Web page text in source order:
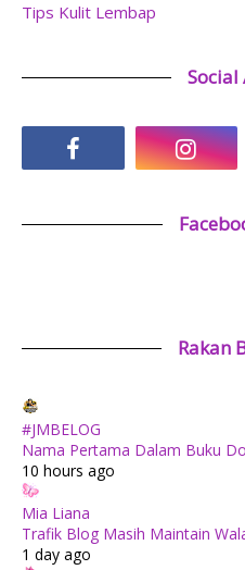
Tips Kulit Lembap
Social
Rakan
#JMBELOG
Nama Pertama Dalam Buku
10 hours ago
Mia Liana
Trafik Blog Masih Maintain
1 day ago